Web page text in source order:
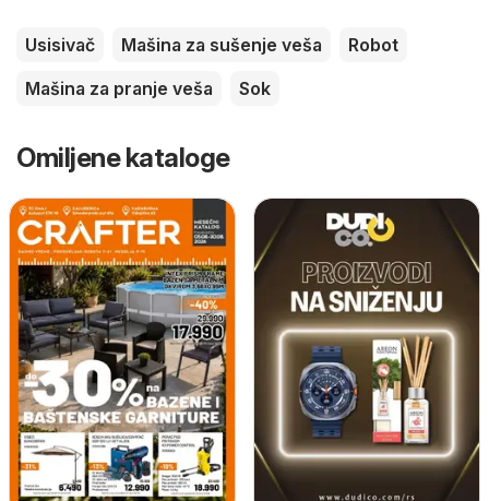
Usisivač Mašina za sušenje veša
Robot
Mašina za pranje veša
Sok
Omiljene kataloge